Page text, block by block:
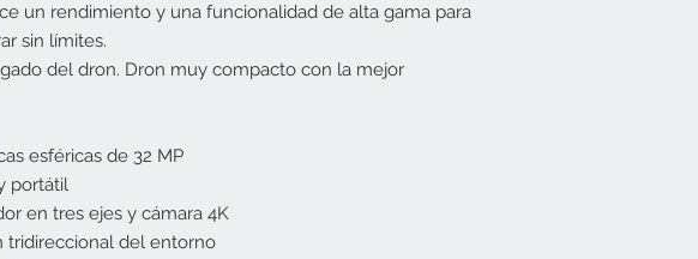
un rendimiento y una funcionalidad de alta gama para
sin límites.
del dron. Dron muy compacto con la mejor
esféricas de 32 MP
portátil
en tres ejes y cámara 4K
tridireccional del entorno